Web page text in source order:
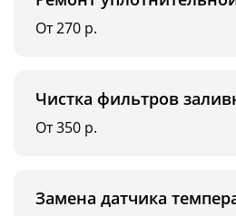
От 270 р.
Чистка фильтров
От 350 р.
Замена датчика